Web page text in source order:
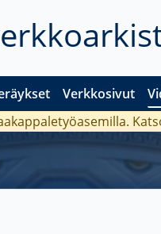
Verkkosivut